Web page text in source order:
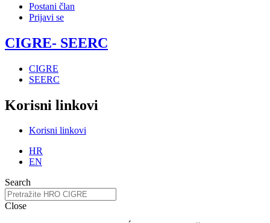
Postani član
Prijavi se
CIGRE- SEERC
CIGRE
SEERC
Korisni linkovi
Korisni linkovi
HR
EN
Search
Close